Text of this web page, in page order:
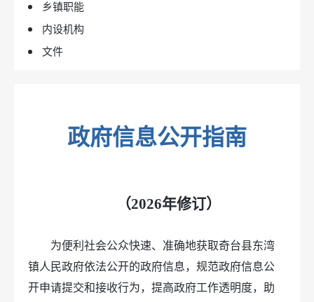
乡镇职能
内设机构
文件
政府信息公开指南
（2026年修订）
为便利社会公众快速、准确地获取奇台县东湾
镇人民政府依法公开的政府信息，规范政府信息公
开申请提交和接收行为，提高政府工作透明度，助